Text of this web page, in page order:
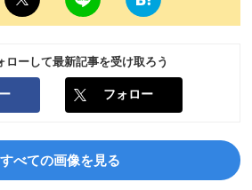
ローして最新記事を受け取ろう
フォロー
すべての画像を見る